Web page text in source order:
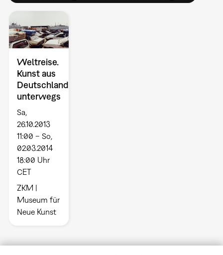
Weltreise.
Kunst aus
Deutschland
unterwegs
Sa,
26.10.2013
11:00 – So,
02.03.2014
18:00 Uhr
CET
ZKM |
Museum für
Neue Kunst